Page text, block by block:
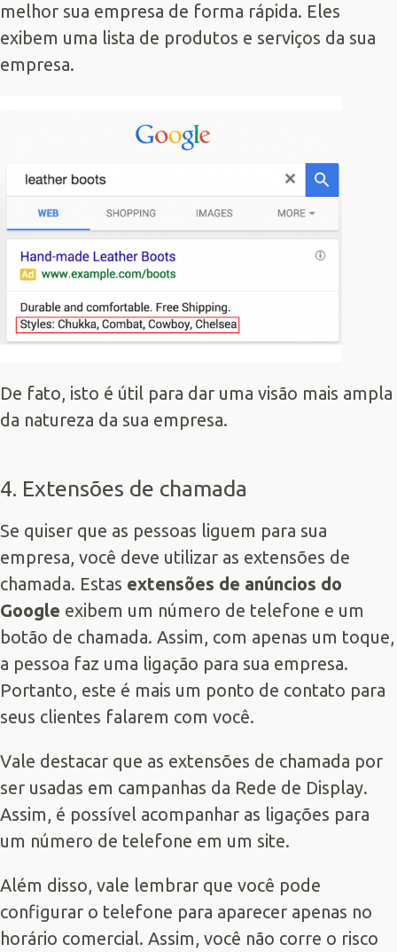
melhor sua empresa de forma rápida. Eles
exibem uma lista de produtos e serviços da sua
empresa.
De fato, isto é útil para dar uma visão mais ampla
da natureza da sua empresa.
4. Extensões de chamada
Se quiser que as pessoas liguem para sua
empresa, você deve utilizar as extensões de
chamada. Estas extensões de anúncios do
Google exibem um número de telefone e um
botão de chamada. Assim, com apenas um toque,
a pessoa faz uma ligação para sua empresa.
Portanto, este é mais um ponto de contato para
seus clientes falarem com você.
Vale destacar que as extensões de chamada por
ser usadas em campanhas da Rede de Display.
Assim, é possível acompanhar as ligações para
um número de telefone em um site.
Além disso, vale lembrar que você pode
configurar o telefone para aparecer apenas no
horário comercial. Assim, você não corre o risco